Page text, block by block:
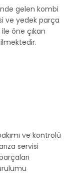
gelen kombi
ve yedek parça
öne çıkan
ve kontrolü
servisi